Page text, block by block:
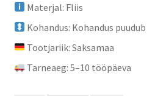
Materjal: Fliis
Kohandus: Kohandus puudub
Tootjariik: Saksamaa
Tarneaeg: 5–10 tööpäeva